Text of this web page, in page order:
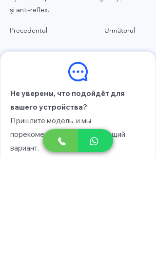
și anti-reflex.
Precedentul Următorul
Не уверены, что подойдёт для
вашего устройства?
Пришлите модель, и мы
порекомендуем вам подходящий
вариант.